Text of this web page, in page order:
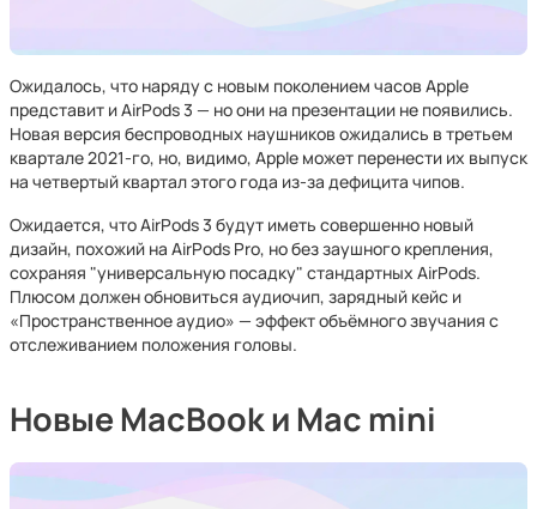
Ожидалось, что наряду с новым поколением часов Apple
представит и AirPods 3 — но они на презентации не появились.
Новая версия беспроводных наушников ожидались в третьем
квартале 2021-го, но, видимо, Apple может перенести их выпуск
на четвертый квартал этого года из-за дефицита чипов.
Ожидается, что AirPods 3 будут иметь совершенно новый
дизайн, похожий на AirPods Pro, но без заушного крепления,
сохраняя "универсальную посадку" стандартных AirPods.
Плюсом должен обновиться аудиочип, зарядный кейс и
«Пространственное аудио» — эффект объёмного звучания с
отслеживанием положения головы.
Новые MacBook и Mac mini